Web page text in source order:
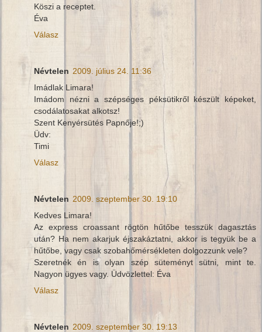
Köszi a receptet.
Éva
Válasz
Névtelen 2009. július 24. 11:36
Imádlak Limara!
Imádom nézni a szépséges péksütikről készült képeket,
csodálatosakat alkotsz!
Szent Kenyérsütés Papnője!;)
Üdv:
Timi
Válasz
Névtelen 2009. szeptember 30. 19:10
Kedves Limara!
Az express croassant rögtön hűtőbe tesszük dagasztás
után? Ha nem akarjuk éjszakáztatni, akkor is tegyük be a
hűtőbe, vagy csak szobahőmérsékleten dolgozzunk vele?
Szeretnék én is olyan szép süteményt sütni, mint te.
Nagyon ügyes vagy. Üdvözlettel: Éva
Válasz
Névtelen 2009. szeptember 30. 19:13